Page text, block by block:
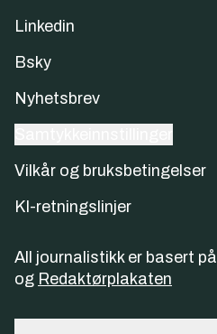
Linkedin
Bsky
Nyhetsbrev
Vilkår og bruksbetingelser
KI-retningslinjer
All journalistikk er basert på
og Redaktørplakaten